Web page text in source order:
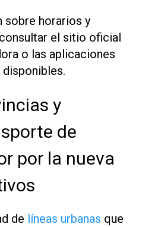
sobre horarios y
el sitio oficial
o las aplicaciones
y
de
por la nueva
de líneas urbanas que